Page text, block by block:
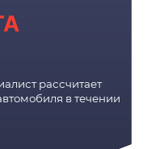
рассчитает
в течении